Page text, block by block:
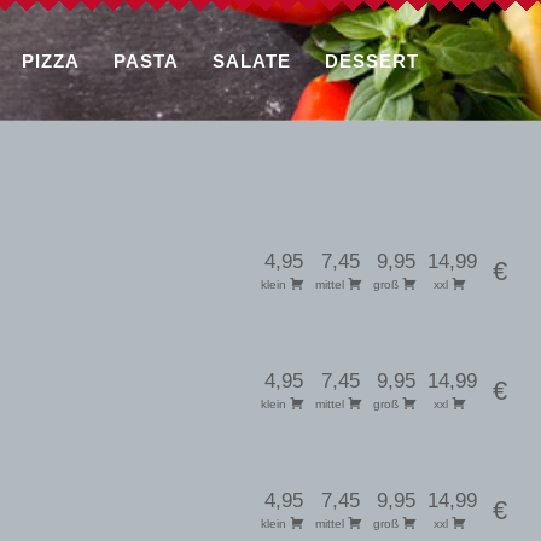
PIZZA PASTA SALATE DESSERT
4,95
klein
7,45
mittel
9,95
groß
14,99
xxl €
4,95
klein
7,45
mittel
9,95
groß
14,99
xxl €
4,95
klein
7,45
mittel
9,95
groß
14,99
xxl €